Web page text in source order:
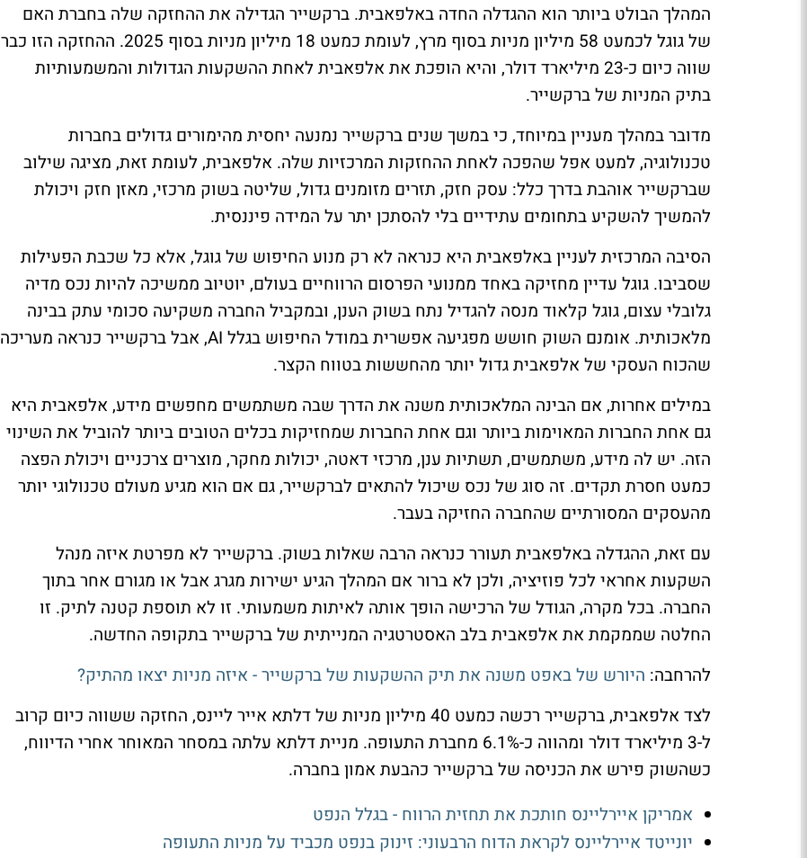
המהלך הבולט ביותר הוא ההגדלה החדה באלפאבית. ברקשייר הגדילה את ההחזקה שלה בחברת האם
של גוגל לכמעט 58 מיליון מניות בסוף מרץ, לעומת כמעט 18 מיליון מניות בסוף 2025. ההחזקה הזו כבר
שווה כיום כ-23 מיליארד דולר, והיא הופכת את אלפאבית לאחת ההשקעות הגדולות והמשמעותיות
בתיק המניות של ברקשייר.
מדובר במהלך מעניין במיוחד, כי במשך שנים ברקשייר נמנעה יחסית מהימורים גדולים בחברות
טכנולוגיה, למעט אפל שהפכה לאחת ההחזקות המרכזיות שלה. אלפאבית, לעומת זאת, מציגה שילוב
שברקשייר אוהבת בדרך כלל: עסק חזק, תזרים מזומנים גדול, שליטה בשוק מרכזי, מאזן חזק ויכולת
להמשיך להשקיע בתחומים עתידיים בלי להסתכן יתר על המידה פיננסית.
הסיבה המרכזית לעניין באלפאבית היא כנראה לא רק מנוע החיפוש של גוגל, אלא כל שכבת הפעילות
שסביבו. גוגל עדיין מחזיקה באחד ממנועי הפרסום הרווחיים בעולם, יוטיוב ממשיכה להיות נכס מדיה
גלובלי עצום, גוגל קלאוד מנסה להגדיל נתח בשוק הענן, ובמקביל החברה משקיעה סכומי עתק בבינה
מלאכותית. אומנם השוק חושש מפגיעה אפשרית במודל החיפוש בגלל AI, אבל ברקשייר כנראה מעריכה
שהכוח העסקי של אלפאבית גדול יותר מהחששות בטווח הקצר.
במילים אחרות, אם הבינה המלאכותית משנה את הדרך שבה משתמשים מחפשים מידע, אלפאבית היא
גם אחת החברות המאוימות ביותר וגם אחת החברות שמחזיקות בכלים הטובים ביותר להוביל את השינוי
הזה. יש לה מידע, משתמשים, תשתיות ענן, מרכזי דאטה, יכולות מחקר, מוצרים צרכניים ויכולת הפצה
כמעט חסרת תקדים. זה סוג של נכס שיכול להתאים לברקשייר, גם אם הוא מגיע מעולם טכנולוגי יותר
מהעסקים המסורתיים שהחברה החזיקה בעבר.
עם זאת, ההגדלה באלפאבית תעורר כנראה הרבה שאלות בשוק. ברקשייר לא מפרטת איזה מנהל
השקעות אחראי לכל פוזיציה, ולכן לא ברור אם המהלך הגיע ישירות מגרג אבל או מגורם אחר בתוך
החברה. בכל מקרה, הגודל של הרכישה הופך אותה לאיתות משמעותי. זו לא תוספת קטנה לתיק. זו
החלטה שממקמת את אלפאבית בלב האסטרטגיה המנייתית של ברקשייר בתקופה החדשה.
להרחבה: היורש של באפט משנה את תיק ההשקעות של ברקשייר - איזה מניות יצאו מהתיק?
לצד אלפאבית, ברקשייר רכשה כמעט 40 מיליון מניות של דלתא אייר ליינס, החזקה ששווה כיום קרוב
ל-3 מיליארד דולר ומהווה כ-6.1% מחברת התעופה. מניית דלתא עלתה במסחר המאוחר אחרי הדיווח,
כשהשוק פירש את הכניסה של ברקשייר כהבעת אמון בחברה.
אמריקן איירליינס חותכת את תחזית הרווח - בגלל הנפט
יונייטד איירליינס לקראת הדוח הרבעוני: זינוק בנפט מכביד על מניות התעופה